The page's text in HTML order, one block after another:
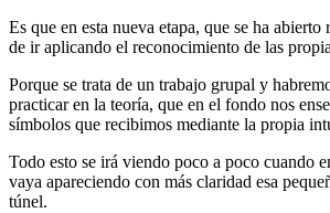
Es que en esta nueva etapa, que se ha abierto
de ir aplicando el reconocimiento de las
Porque se trata de un trabajo grupal y
practicar en la teoría, que en el fondo nos
símbolos que recibimos mediante la propia
Todo esto se irá viendo poco a poco cuando
vaya apareciendo con más claridad esa
túnel.